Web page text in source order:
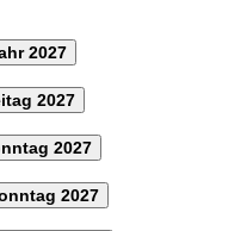
2027
2027
2027
2027